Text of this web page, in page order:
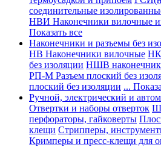
соединительные
НВИ Наконечники вилочные
Показать все
Наконечники и разъемы без
НВ Наконечники вилочные НК
без изоляции НШВ
РП-М Разъем плоский без
плоский без изоляции ...
Ручной, электрический и
Отвертки и наборы отверток
перфораторы, гайковерты
клещи Стрипперы,
Кримперы и пресс-клещи для